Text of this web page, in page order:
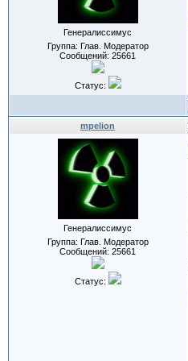
Генералиссимус
Группа: Глав. Модератор
Сообщений: 25661
Статус:
mpelion
Генералиссимус
Группа: Глав. Модератор
Сообщений: 25661
Статус: